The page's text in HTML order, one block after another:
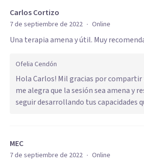
Carlos Cortizo
7 de septiembre de 2022 · Online
Una terapia amena y útil. Muy
Ofelia Cendón
Hola Carlos! Mil gracias por compartir
me alegra que la sesión sea amena y
seguir desarrollando tus capacidades
MEC
7 de septiembre de 2022 · Online